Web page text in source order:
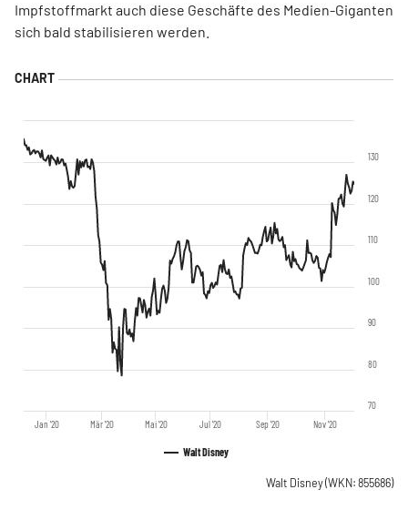
Impfstoffmarkt auch diese Geschäfte des Medien-Giganten
sich bald stabilisieren werden.
Walt Disney
Jan '20 Mär '20 Mai '20 Jul '20 Sep '20 Nov '20
70
80
90
100
110
120
130
Walt Disney(WKN: 855686)